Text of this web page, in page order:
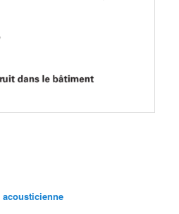
acousticienne